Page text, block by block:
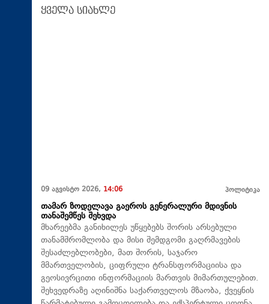
ყველა სიახლე
09 აგვისტო 2026, 14:06 პოლიტიკა
თამარ ზოდელავა გაეროს გენერალური მდივნის
თანაშემწეს შეხვდა
მხარეებმა განიხილეს უწყებებს შორის არსებული
თანამშრომლობა და მისი შემდგომი გაღრმავების
შესაძლებლობები, მათ შორის, საჯარო
მმართველობის, ციფრული ტრანსფორმაციისა და
გეოსივრცითი ინფორმაციის მართვის მიმართულებით.
შეხვედრაზე აღინიშნა საქართველოს მზაობა, ქვეყნის